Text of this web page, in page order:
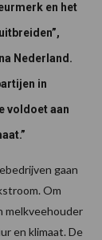
en het
Nederland.
in
voldoet aan
gaan
Om
melkveehouder
en klimaat. De